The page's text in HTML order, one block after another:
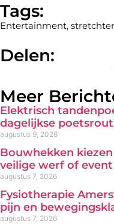
Tags:
Entertainment,
Delen:
Meer
Elektrisch
dagelijkse
augustus 9, 2026
Bouwhekken
veilige werf of event
augustus 7, 2026
Fysiotherapie
pijn en
augustus 7, 2026